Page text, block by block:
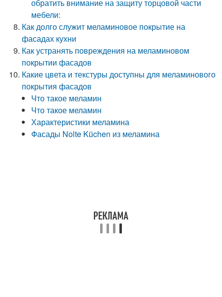
обратить внимание на защиту торцовой части
мебели:
Как долго служит меламиновое покрытие на
фасадах кухни
Как устранять повреждения на меламиновом
покрытии фасадов
Какие цвета и текстуры доступны для меламинового
покрытия фасадов
Что такое меламин
Что такое меламин
Характеристики меламина
Фасады Nolte Küchen из меламина